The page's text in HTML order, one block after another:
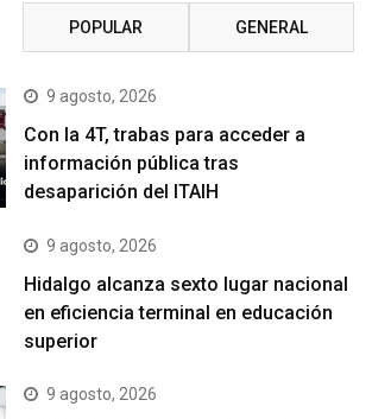
POPULAR GENERAL
9 agosto, 2026
Con la 4T, trabas para acceder a
información pública tras
desaparición del ITAIH
9 agosto, 2026
Hidalgo alcanza sexto lugar nacional
en eficiencia terminal en educación
superior
9 agosto, 2026